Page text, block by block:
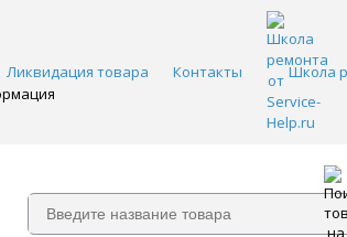
Ликвидация товара Контакты Школа